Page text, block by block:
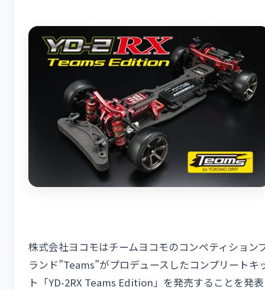
株式会社ヨコモはチームヨコモのコンペティション
ランド”Teams”がプロデュースしたコンプリートキ
ト「YD-2RX Teams Edition」を発売することを発表